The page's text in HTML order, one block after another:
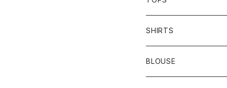
Barbour
Burberry
S/S TEE
L/S TEE
SHIRTS
S/S SHIRTS
BLOUSE